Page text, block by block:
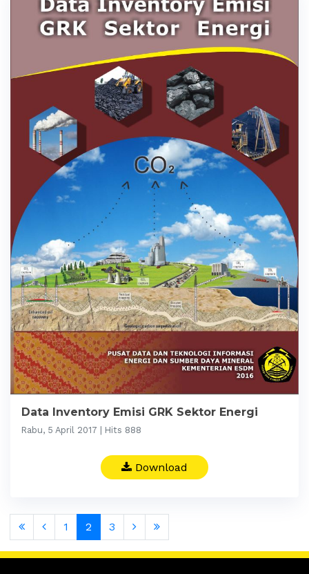
Data Inventory Emisi GRK Sektor Energi
Rabu, 5 April 2017 | Hits 888
Download
1 2 3